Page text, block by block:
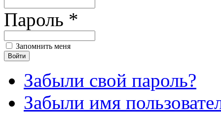
Пароль *
Запомнить меня
Забыли свой пароль?
Забыли имя